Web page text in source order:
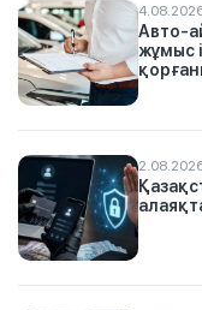
Авто-
жұмыс